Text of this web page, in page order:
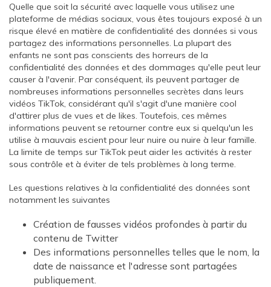
Quelle que soit la sécurité avec laquelle vous utilisez une
plateforme de médias sociaux, vous êtes toujours exposé à un
risque élevé en matière de confidentialité des données si vous
partagez des informations personnelles. La plupart des
enfants ne sont pas conscients des horreurs de la
confidentialité des données et des dommages qu'elle peut leur
causer à l'avenir. Par conséquent, ils peuvent partager de
nombreuses informations personnelles secrètes dans leurs
vidéos TikTok, considérant qu'il s'agit d'une manière cool
d'attirer plus de vues et de likes. Toutefois, ces mêmes
informations peuvent se retourner contre eux si quelqu'un les
utilise à mauvais escient pour leur nuire ou nuire à leur famille.
La limite de temps sur TikTok peut aider les activités à rester
sous contrôle et à éviter de tels problèmes à long terme.
Les questions relatives à la confidentialité des données sont
notamment les suivantes
Création de fausses vidéos profondes à partir du
contenu de Twitter
Des informations personnelles telles que le nom, la
date de naissance et l'adresse sont partagées
publiquement.